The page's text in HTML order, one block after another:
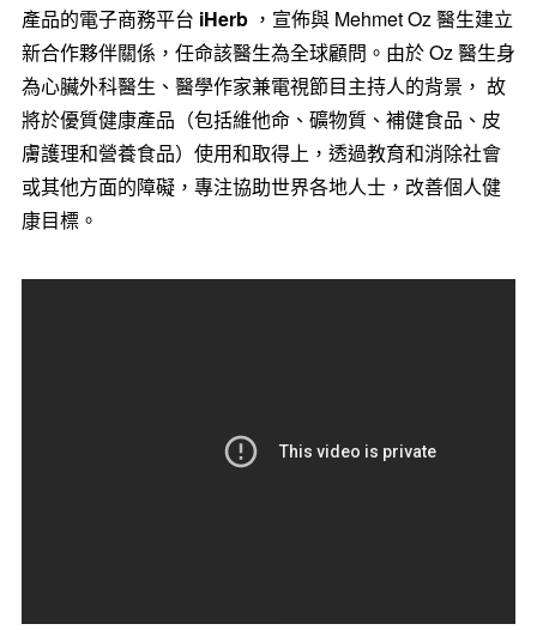
產品的電子商務平台 iHerb ，宣佈與 Mehmet Oz醫生建立
新合作夥伴關係，任命該醫生為全球顧問。由於 Oz 醫生身
為心臟外科醫生、醫學作家兼電視節目主持人的背景， 故
將於優質健康產品（包括維他命、礦物質、補健食品、皮
膚護理和營養食品）使用和取得上，透過教育和消除社會
或其他方面的障礙，專注協助世界各地人士，改善個人健
康目標。